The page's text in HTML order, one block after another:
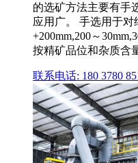
的选矿方法主要有手
应用广。 手选用于
+200mm,200～
按精矿品位和杂质含
联系电话: 180 3780